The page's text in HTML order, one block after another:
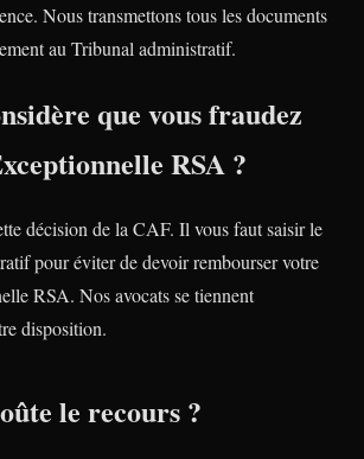
Nous transmettons tous les documents
au Tribunal administratif.
que vous fraudez
RSA ?
décision de la CAF. Il vous faut saisir le
pour éviter de devoir rembourser votre
RSA. Nos avocats se tiennent
disposition.
le recours ?